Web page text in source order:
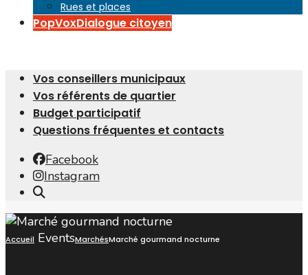
Rues et places
PopVoxDialogue citoyen
Vos conseillers municipaux
Vos référents de quartier
Budget participatif
Questions fréquentes et contacts
Facebook
Instagram
Window
Accueil EventsMarchésMarché gourmand nocturne